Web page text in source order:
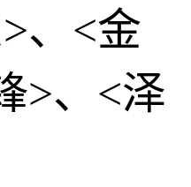
、<金
>、<泽